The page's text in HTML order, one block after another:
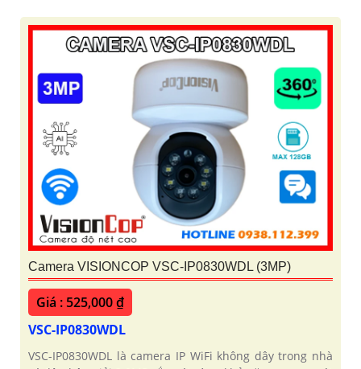
Camera VISIONCOP VSC-IP0830WDL (3MP)
Giá : 525,000 ₫
VSC-IP0830WDL
VSC-IP0830WDL là camera IP WiFi không dây trong nhà